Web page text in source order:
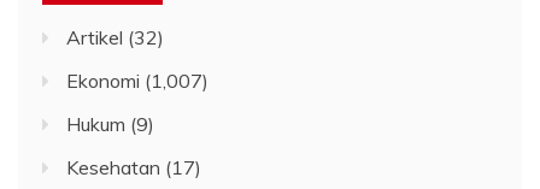
Artikel (32)
Ekonomi (1,007)
Hukum (9)
Kesehatan (17)